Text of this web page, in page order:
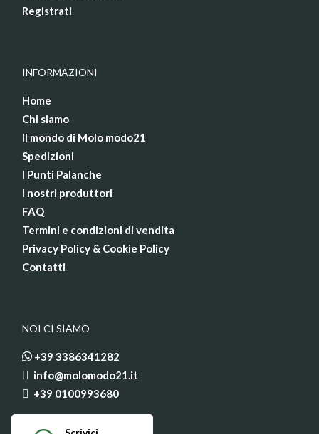
Registrati
INFORMAZIONI
Home
Chi siamo
Il mondo di Molo modo21
Spedizioni
I Punti Palanche
I nostri produttori
FAQ
Termini e condizioni di vendita
Privacy Policy & Cookie Policy
Contatti
NOI CI SIAMO
+39 3386341282
info@molomodo21.it
+39 0100993680